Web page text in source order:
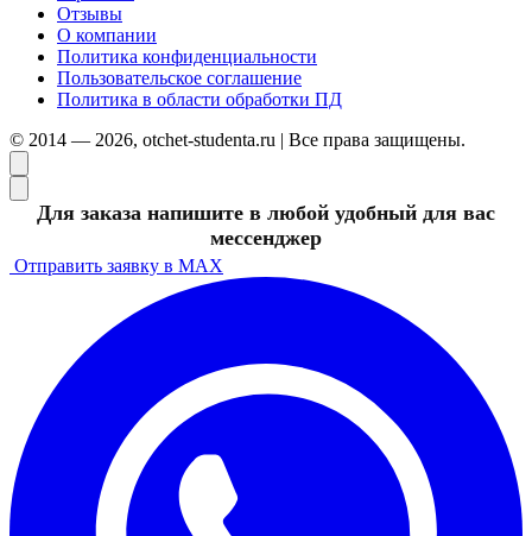
Отзывы
О компании
Политика конфиденциальности
Пользовательское соглашение
Политика в области обработки ПД
© 2014 — 2026, otchet-studenta.ru | Все права защищены.
Для заказа напишите в любой удобный для вас
мессенджер
Отправить заявку в MAX